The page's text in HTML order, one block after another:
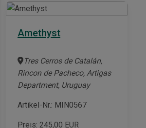
Amethyst
Tres Cerros de Catalán,
Rincon de Pacheco, Artigas
Department, Uruguay
Artikel-Nr.: MIN0567
Preis: 245,00 EUR